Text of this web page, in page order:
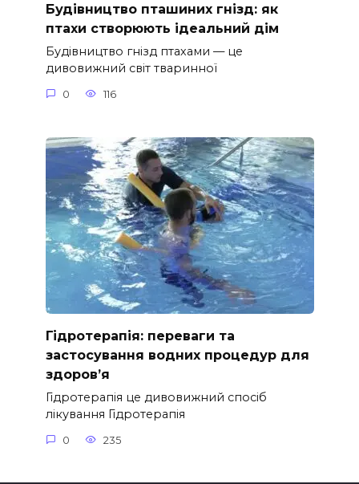
Будівництво пташиних гнізд: як
птахи створюють ідеальний дім
Будівництво гнізд птахами — це
дивовижний світ тваринної
0 116
Гідротерапія: переваги та
застосування водних процедур для
здоров’я
Гідротерапія це дивовижний спосіб
лікування Гідротерапія
0 235